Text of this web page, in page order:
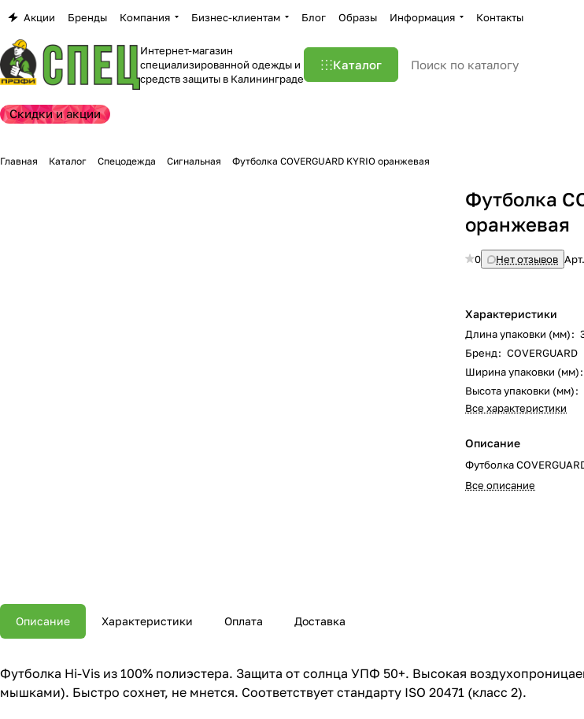
Акции Бренды Компания Бизнес-клиентам Блог Образы Информация Контакты
Интернет-магазин
специализированной одежды и
средств защиты в Калининграде
Каталог
Скидки и акции
Главная Каталог Спецодежда Сигнальная Футболка COVERGUARD KYRIO оранжевая
Футболка
оранжевая
0 Нет отзывов
Характеристики
Длина упаковки (мм):
Бренд: COVERGUARD
Ширина упаковки (мм):
Высота упаковки (мм):
Все характеристики
Описание
Футболка
Все описание
Описание Характеристики Оплата Доставка
Футболка Hi-Vis из 100% полиэстера. Защита от солнца УПФ 50+. Высокая
мышками). Быстро сохнет, не мнется. Соответствует стандарту ISO 20471 (класс 2).